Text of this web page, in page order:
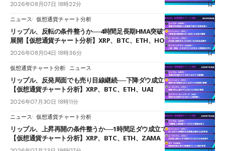
2026年08月07日 18時22分
ニュース 仮想通貨チャート分析
リップル、反転の条件整うか──4時間足長期HMA突破で雲下端を目指す
展開【仮想通貨チャート分析】XRP、BTC、ETH、HOME
2026年08月04日 18時36分
仮想通貨チャート分析 ニュース
リップル、反発局面でも売り目線継続──下降ダウ成立で下値追う展開
【仮想通貨チャート分析】XRP、BTC、ETH、UAI
2026年07月30日 18時11分
ニュース 仮想通貨チャート分析
リップル、上昇再開の条件整うか──1時間足ダウ成立で1.185ドルを狙う
【仮想通貨チャート分析】XRP、BTC、ETH、ZAMA